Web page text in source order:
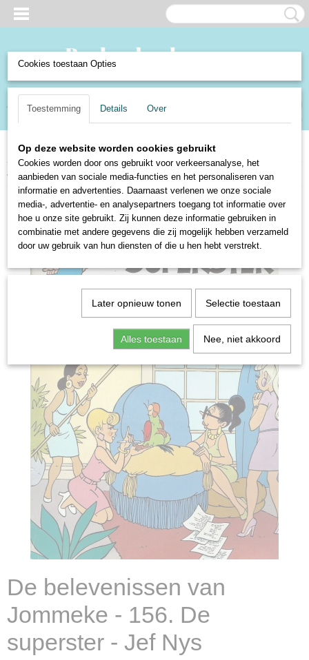
Inloggen Registreren
(0)
Home>Boeken en Strips> Strips>Nys>Jommeke>De belevenissen van
Jommeke - 156. De superster - Jef Nys
De belevenissen van
Jommeke - 156. De
superster - Jef Nys
Cookies toestaan Opties
Toestemming Details Over
Op deze website worden cookies gebruikt
Cookies worden door ons gebruikt voor verkeersanalyse, het
aanbieden van sociale media-functies en het personaliseren van
informatie en advertenties. Daarnaast verlenen we onze sociale
media-, advertentie- en analysepartners toegang tot informatie over
hoe u onze site gebruikt. Zij kunnen deze informatie gebruiken in
combinatie met andere gegevens die zij mogelijk hebben verzameld
door uw gebruik van hun diensten of die u hen hebt verstrekt.
Later opnieuw tonen Selectie toestaan
Alles toestaan Nee, niet akkoord